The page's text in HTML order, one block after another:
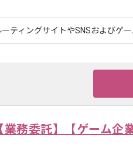
ーティングサイトやSNSおよびゲ
業務委託】【ゲーム企